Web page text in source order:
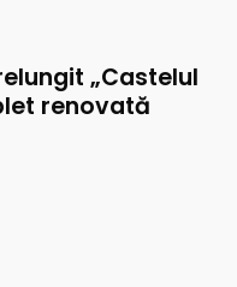
„Castelul
renovată